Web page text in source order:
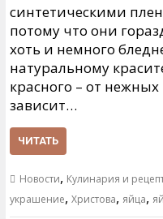
синтетическими
потому что они
хоть и немного
натуральному
красного – от
зависит…
ЧИТАТЬ
Новости, Кулинария и
украшение, Христова, яйца,